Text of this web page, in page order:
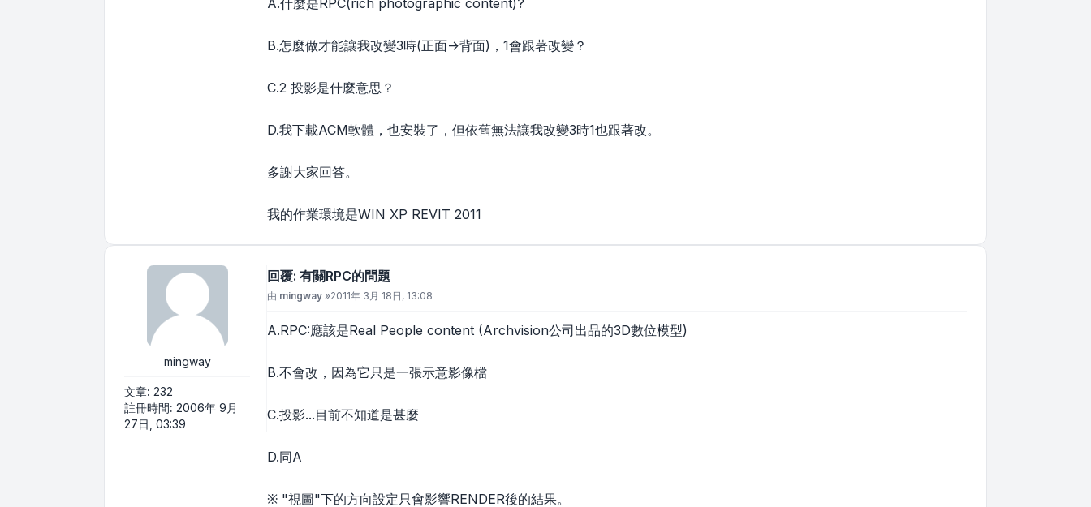
A.什麼是RPC(rich photographic content)?
B.怎麼做才能讓我改變3時(正面->背面)，1會跟著改變？
C.2 投影是什麼意思？
D.我下載ACM軟體，也安裝了，但依舊無法讓我改變3時1也跟著改。
多謝大家回答。
我的作業環境是WIN XP REVIT 2011
mingway
文章: 232
註冊時間: 2006年 9月
27日, 03:39
回覆: 有關RPC的問題
文章
由 mingway »2011年 3月 18日, 13:08
A.RPC:應該是Real People content (Archvision公司出品的3D數位模型)
B.不會改，因為它只是一張示意影像檔
C.投影...目前不知道是甚麼
D.同A
※ "視圖"下的方向設定只會影響RENDER後的結果。